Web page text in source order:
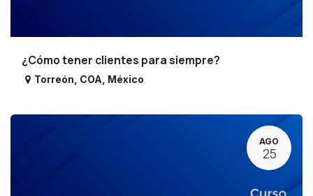
¿Cómo tener clientes para siempre?
Torreón COA México
AGO
25